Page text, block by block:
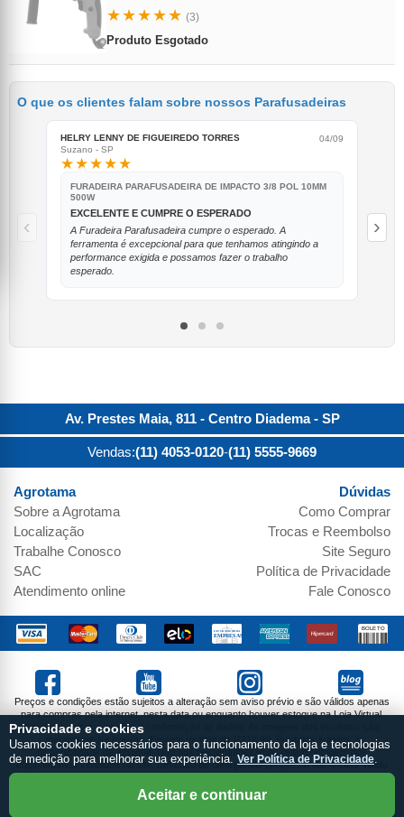
★★★★★ (3)
Produto Esgotado
O que os clientes falam sobre nossos Parafusadeiras
‹
HELRY LENNY DE FIGUEIREDO TORRES
Suzano - SP
04/09
★★★★★
FURADEIRA PARAFUSADEIRA DE IMPACTO 3/8 POL 10MM
500W
EXCELENTE E CUMPRE O ESPERADO
A Furadeira Parafusadeira cumpre o esperado. A
ferramenta é excepcional para que tenhamos atingindo a
performance exigida e possamos fazer o trabalho
esperado.
›
Av. Prestes Maia, 811 - Centro Diadema- SP
Vendas:(11) 4053-0120-(11) 5555-9669
Agrotama
Sobre aAgrotama
Localização
Trabalhe Conosco
SAC
Atendimento online
Dúvidas
Como Comprar
Trocas e Reembolso
Site Seguro
Política de Privacidade
Fale Conosco
Preços e condições estão sujeitos a alteração sem aviso prévio e são válidos apenas
para compras pela internet, nesta data ou enquanto houver estoque na Loja Virtual.
Vendas sujeitas a análise e confirmação de dados. As imagens dos produtos são
meramente ilustrativas. Parcela mínima de R$19,99. Produtos sujeitos a
disponibilidade de estoque. Não nos responsabilizamos pela montagem dos
equipamentos vendidos no site. Em caso de divergência preços no site o valor válido
NTS DO BRASIL COMERCIO DE MAQUINAS E FERRAMENTAS EIRELI / CNPJ:
05.984.457/0001-00 / I.E.: 286.663.859.110 / Endereço: Av. Prestes Maia, 811 - Centro
Privacidade e cookies
Usamos cookies necessários para o funcionamento da loja e tecnologias
de medição para melhorar sua experiência. Ver Política de Privacidade.
Aceitar e continuar